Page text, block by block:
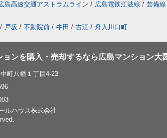
島高速交通アストラムライン / 広島電鉄江波線 / 芸備線
/ 戸坂 / 不動院前 / 牛田 / 古江 / 舟入川口町
ョンを購入・売却するなら広島マンション大
町八幡１丁目4-23
ルハウス株式会社